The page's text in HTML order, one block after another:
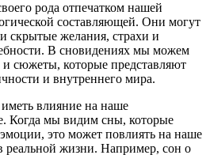
рода отпечатком нашей
составляющей. Они могут
скрытые желания, страхи и
В сновидениях мы можем
сюжеты, которые представляют
и внутреннего мира.
влияние на наше
Когда мы видим сны, которые
это может повлиять на наше
реальной жизни. Например, сон о